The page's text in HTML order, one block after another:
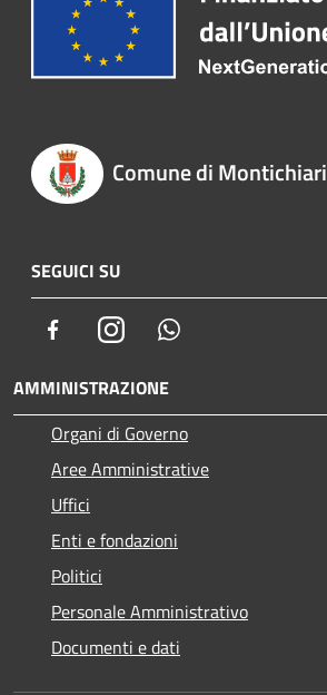
Comune di Montichiari
SEGUICI SU
FacebookInstagram
AMMINISTRAZIONE
Organi di Governo
Aree Amministrative
Uffici
Enti e fondazioni
Politici
Personale Amministrativo
Documenti e dati